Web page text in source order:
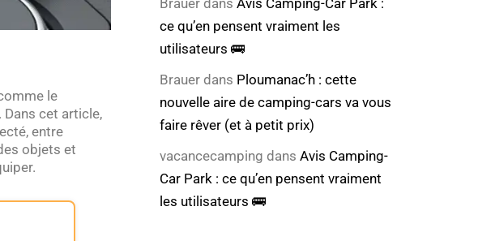
le
cet article,
entre
objets et
Brauer dans Avis Camping-Car Park :
ce qu’en pensent vraiment les
utilisateurs 🚌
Brauer dans Ploumanac’h : cette
nouvelle aire de camping-cars va vous
faire rêver (et à petit prix)
vacancecamping dans Avis Camping-
Car Park : ce qu’en pensent vraiment
les utilisateurs 🚌